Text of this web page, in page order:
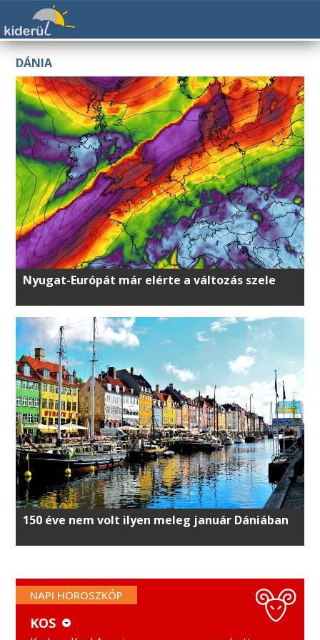
DÁNIA
Nyugat-Európát már elérte a változás szele
150 éve nem volt ilyen meleg január Dániában
NAPI HOROSZKÓP
KOS
KOS